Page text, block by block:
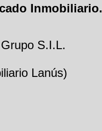
Inmobiliario.
S.I.L.
Lanús)